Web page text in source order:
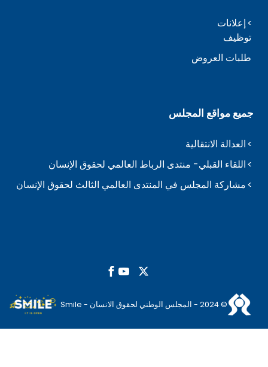
إعلانات
توظيف
طلبات العروض
جميع مواقع المجلس
العدالة الانتقالية
اللقاء القبلي- منتدى الرباط العالمي لحقوق الإنسان
مشاركة المجلس في المنتدى العالمي الثالث لحقوق الإنسان
© 2024 - المجلس الوطني لحقوق الانسان - Smile